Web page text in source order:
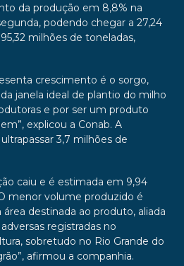
da produção em 8,8% na
podendo chegar a 27,24
milhões de toneladas,
crescimento é o sorgo,
janela ideal de plantio do milho
e por ser um produto
explicou a Conab. A
3,7 milhões de
caiu e é estimada em 9,94
menor volume produzido é
destinada ao produto, aliada
registradas no
sobretudo no Rio Grande do
afirmou a companhia.